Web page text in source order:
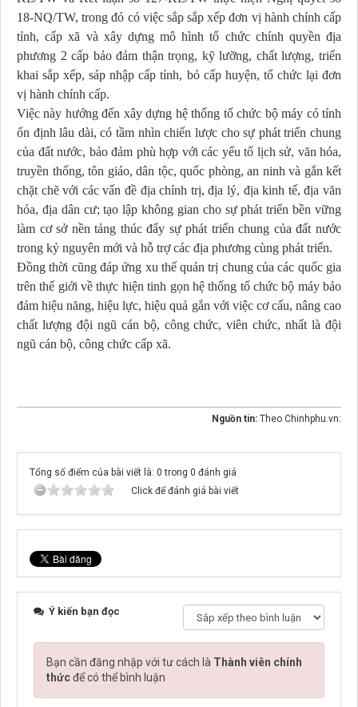
18-NQ/TW, trong đó có việc sắp sắp xếp đơn vị hành chính cấp
tỉnh, cấp xã và xây dựng mô hình tổ chức chính quyền địa
phương 2 cấp bảo đảm thận trọng, kỹ lưỡng, chất lượng, triển
khai sắp xếp, sáp nhập cấp tỉnh, bỏ cấp huyện, tổ chức lại đơn
vị hành chính cấp.
Việc này hướng đến xây dựng hệ thống tổ chức bộ máy có tính
ổn định lâu dài, có tầm nhìn chiến lược cho sự phát triển chung
của đất nước, bảo đảm phù hợp với các yếu tố lịch sử, văn hóa,
truyền thống, tôn giáo, dân tộc, quốc phòng, an ninh và gắn kết
chặt chẽ với các vấn đề địa chính trị, địa lý, địa kinh tế, địa văn
hóa, địa dân cư; tạo lập không gian cho sự phát triển bền vững
làm cơ sở nền tảng thúc đẩy sự phát triển chung của đất nước
trong kỷ nguyên mới và hỗ trợ các địa phương cùng phát triển.
Đồng thời cũng đáp ứng xu thế quản trị chung của các quốc gia
trên thế giới về thực hiện tinh gọn hệ thống tổ chức bộ máy bảo
đảm hiệu năng, hiệu lực, hiệu quả gắn với việc cơ cấu, nâng cao
chất lượng đội ngũ cán bộ, công chức, viên chức, nhất là đội
ngũ cán bộ, công chức cấp xã.
Nguồn tin: Theo Chinhphu.vn:
Tổng số điểm của bài viết là: 0 trong 0 đánh giá
Click để đánh giá bài viết
Ý kiến bạn đọc
Bạn cần đăng nhập với tư cách là Thành viên chính
thứcđể có thể bình luận